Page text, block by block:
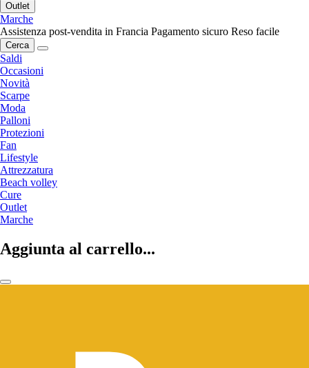
Outlet
Marche
Assistenza post-vendita in Francia Pagamento sicuro Reso facile
Cerca
Saldi
Occasioni
Novità
Scarpe
Moda
Palloni
Protezioni
Fan
Lifestyle
Attrezzatura
Beach volley
Cure
Outlet
Marche
Aggiunta al carrello...